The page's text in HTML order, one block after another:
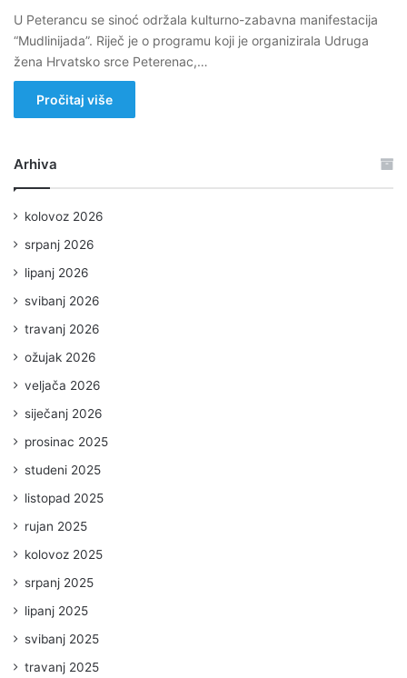
U Peterancu se sinoć održala kulturno-zabavna manifestacija
“Mudlinijada”. Riječ je o programu koji je organizirala Udruga
žena Hrvatsko srce Peterenac,…
Pročitaj više
Arhiva
kolovoz 2026
srpanj 2026
lipanj 2026
svibanj 2026
travanj 2026
ožujak 2026
veljača 2026
siječanj 2026
prosinac 2025
studeni 2025
listopad 2025
rujan 2025
kolovoz 2025
srpanj 2025
lipanj 2025
svibanj 2025
travanj 2025